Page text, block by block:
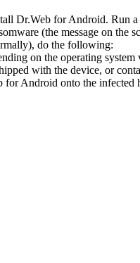
Dr.Web for Android. Run
(the message on the
do the following:
on the operating
with the device, or
Android onto the